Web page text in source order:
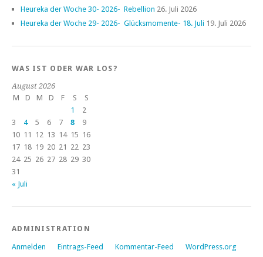
Heureka der Woche 30- 2026- Rebellion 26. Juli 2026
Heureka der Woche 29- 2026- Glücksmomente- 18. Juli 19. Juli 2026
WAS IST ODER WAR LOS?
August 2026
M
D M D F S
S
1
2
3
4 5 6 7 8
9
10 11 12 13 14 15 16
17 18 19 20 21 22 23
24 25 26 27 28 29 30
31
« Juli
ADMINISTRATION
Anmelden Eintrags-Feed Kommentar-Feed WordPress.org